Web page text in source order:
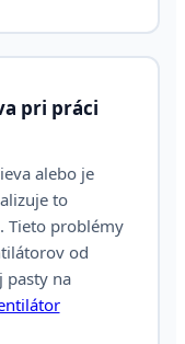
pri práci
alebo je
to
Tieto problémy
od
pasty na